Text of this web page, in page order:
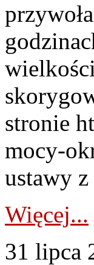
stronie
mocy-
ustawy
Więcej...
31 lipca